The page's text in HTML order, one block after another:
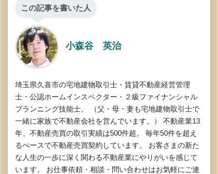
この記事を書いた人
小森谷 英治
埼玉県久喜市の宅地建物取引士・賃貸不動産経営管理
士・公認ホームインスペクター・２級ファイナンシャル
プランニング技能士。 （父・母・妻も宅地建物取引士で
一緒に家族で不動産会社を営んでいます。） 不動産業13
年、不動産売買の取引実績は500件超。 毎年50件を超え
るぺースで不動産売買契約しています。 お客さまの新た
な人生の一歩に深く関わる不動産業にやりがいを感じて
います。 お仕事依頼・相談・問い合わせはお気軽にご連